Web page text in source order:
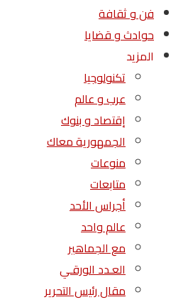
فن و ثقافة
حوادث و قضايا
المزيد
تكنولوجيا
عرب و عالم
إقتصاد و بنوك
الجمهورية معاك
منوعات
متابعات
أجراس الأحد
عالم واحد
مع الجماهير
العـدد الورقـي
مقال رئيس التحرير